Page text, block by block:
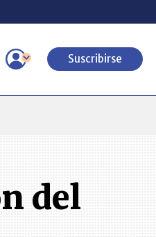
Suscribirse
del